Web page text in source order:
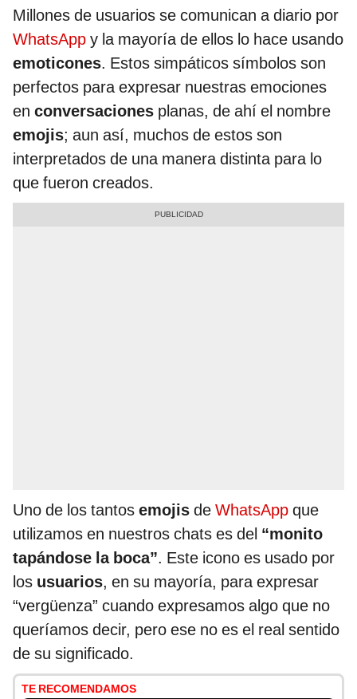
Millones de usuarios se comunican a diario por
WhatsApp y la mayoría de ellos lo hace usando
emoticones. Estos simpáticos símbolos son
perfectos para expresar nuestras emociones
en conversaciones planas, de ahí el nombre
emojis; aun así, muchos de estos son
interpretados de una manera distinta para lo
que fueron creados.
Uno de los tantos emojis de WhatsApp que
utilizamos en nuestros chats es del “monito
tapándose la boca”. Este icono es usado por
los usuarios, en su mayoría, para expresar
“vergüenza” cuando expresamos algo que no
queríamos decir, pero ese no es el real sentido
de su significado.
TE RECOMENDAMOS